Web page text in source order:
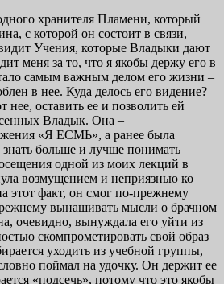
хранителя Пламени, который
с которой он состоит в связи,
Учения, которые Владыки дают
меня за то, что я якобы держу его в
самым важным делом его жизни –
в нее. Куда делось его видение?
нее, оставить ее и позволить ей
Владык. Она –
«Я ЕСМЬ», а ранее была
знать больше и лучше понимать
одной из моих лекций в
возмущением и неприязнью ко
этот факт, он смог по-прежнему
вынашивать мысли о брачном
очевидно, вынуждала его уйти из
скомпрометировать свой образ
уходить из учебной группы,
поймал на удочку. Он держит ее
«подсечь», потому что это якобы